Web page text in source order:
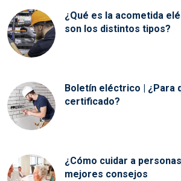
¿Qué es la acometida
son los distintos tipos?
Boletín eléctrico | ¿Para
certificado?
¿Cómo cuidar a
mejores consejos